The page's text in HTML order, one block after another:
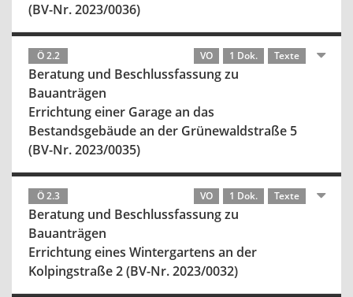
(BV-Nr. 2023/0036)
Ö 2.2 VO 1 Dok. Texte
Beratung und Beschlussfassung zu
Bauanträgen
Errichtung einer Garage an das
Bestandsgebäude an der Grünewaldstraße 5
(BV-Nr. 2023/0035)
Ö 2.3 VO 1 Dok. Texte
Beratung und Beschlussfassung zu
Bauanträgen
Errichtung eines Wintergartens an der
Kolpingstraße 2 (BV-Nr. 2023/0032)